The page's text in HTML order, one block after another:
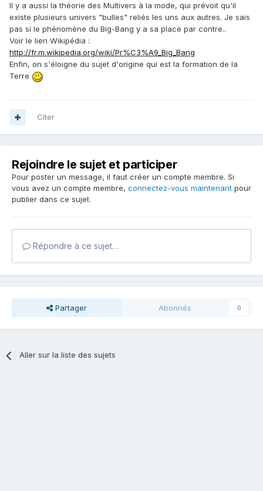
Il y a aussi la théorie des Multivers à la mode, qui prévoit qu'il
existe plusieurs univers "bulles" reliés les uns aux autres. Je sais
pas si le phénomène du Big-Bang y a sa place par contre..
Voir le lien Wikipédia :
http://fr.m.wikipedia.org/wiki/Pr%C3%A9_Big_Bang
Enfin, on s'éloigne du sujet d'origine qui est la formation de la
Terre
Citer
Rejoindre le sujet et participer
Pour poster un message, il faut créer un compte membre. Si
vous avez un compte membre, connectez-vous maintenant pour
publier dans ce sujet.
Répondre à ce sujet…
Partager Abonnés 0
Aller sur la liste des sujets